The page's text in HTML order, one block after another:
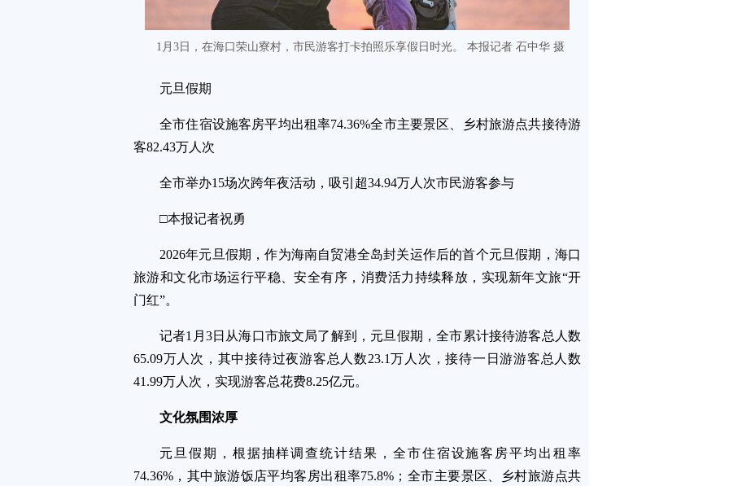
1月3日，在海口荣山寮村，市民游客打卡拍照乐享假日时光。 本报记者 石中华 摄
元旦假期
全市住宿设施客房平均出租率74.36%全市主要景区、乡村旅游点共接待游
客82.43万人次
全市举办15场次跨年夜活动，吸引超34.94万人次市民游客参与
□本报记者祝勇
2026年元旦假期，作为海南自贸港全岛封关运作后的首个元旦假期，海口
旅游和文化市场运行平稳、安全有序，消费活力持续释放，实现新年文旅“开
门红”。
记者1月3日从海口市旅文局了解到，元旦假期，全市累计接待游客总人数
65.09万人次，其中接待过夜游客总人数23.1万人次，接待一日游游客总人数
41.99万人次，实现游客总花费8.25亿元。
文化氛围浓厚
元旦假期，根据抽样调查统计结果，全市住宿设施客房平均出租率
74.36%，其中旅游饭店平均客房出租率75.8%；全市主要景区、乡村旅游点共